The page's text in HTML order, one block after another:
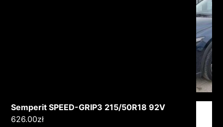
Semperit SPEED-GRIP3 215/50R18 92V
626.00zł